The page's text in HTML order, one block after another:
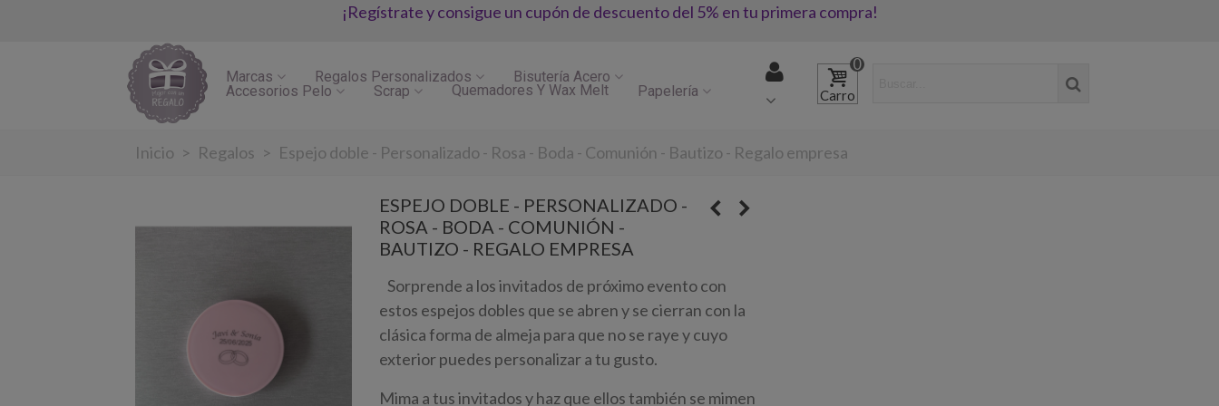
¡Regístrate y consigue un cupón de descuento del 5% en tu primera compra!
Marcas Regalos Personalizados
Bisutería Acero
Accesorios Pelo
Scrap Quemadores Y Wax Melt Papelería Carro
0
Inicio > Regalos > Espejo doble - Personalizado - Rosa - Boda - Comunión - Bautizo - Regalo empresa
ESPEJO DOBLE - PERSONALIZADO -
ROSA - BODA - COMUNIÓN -
BAUTIZO - REGALO EMPRESA
Sorprende a los invitados de próximo evento con
estos espejos dobles que se abren y se cierran con la
clásica forma de almeja para que no se raye y cuyo
exterior puedes personalizar a tu gusto.
Mima a tus invitados y haz que ellos también se mimen